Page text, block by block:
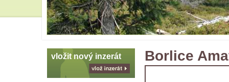
Borlice
vložit nový inzerát
vlož
Skoč